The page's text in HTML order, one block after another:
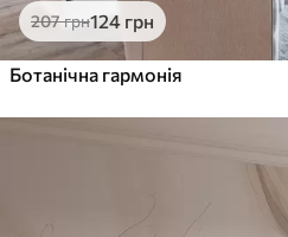
207грн124 грн
Ботанічна гармонія